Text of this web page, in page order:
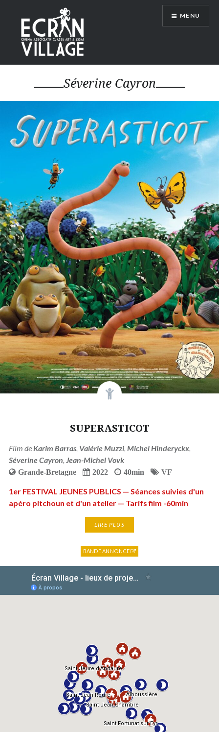
contenu
principal
ÉCRAN VILLAGE
MENU
Séverine Cayron
SUPERASTICOT
Film de Karim Barras, Valérie Muzzi, Michel Hinderyckx,
Séverine Cayron Jean-Michel Vovk
Grande-Bretagne 2022 40min VF
1er FESTIVAL JEUNES PUBLICS — Séances suivies d'un
apéro pitchoun et d'un atelier — Tarifs film -60min
LIRE PLUS
BANDE ANNONCE